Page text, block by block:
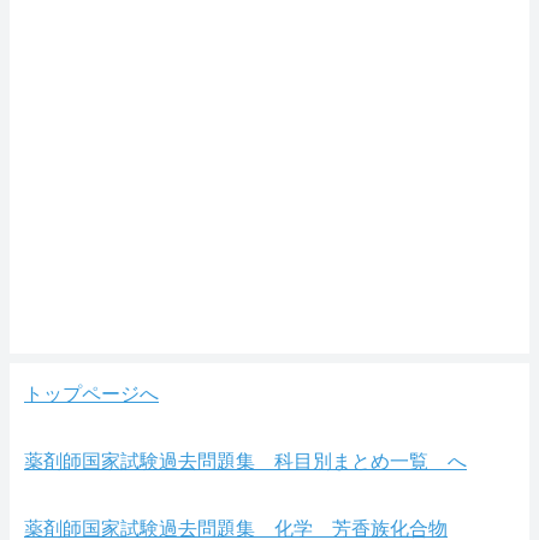
トップページへ
薬剤師国家試験過去問題集 科目別まとめ一覧 へ
薬剤師国家試験過去問題集 化学 芳香族化合物